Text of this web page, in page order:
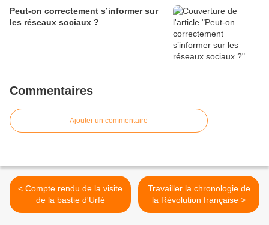
Peut-on correctement s’informer sur
les réseaux sociaux ?
Commentaires
Ajouter un commentaire
< Compte rendu de la visite
de la bastie d'Urfé
Travailler la chronologie de
la Révolution française >